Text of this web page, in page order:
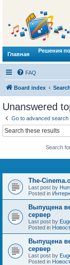
Главная
Решения
FAQ
Board index Search
Unanswered
Go to advanced search
Search
The-
Last post by
Posted in
Выпущена
сервер
Last post by
Posted in
Выпущена
сервер
Last post by
Posted in